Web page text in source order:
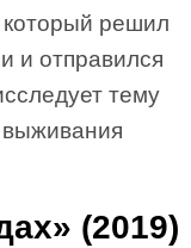
решил
и отправился
тему
выживания
(2019)